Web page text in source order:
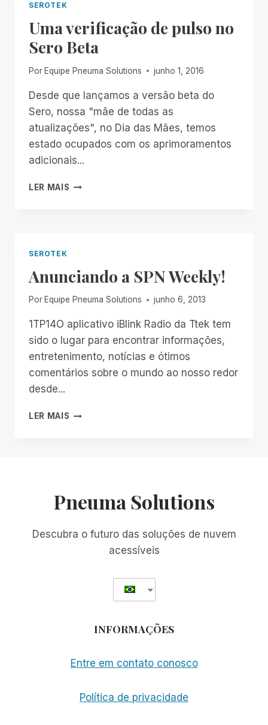
SEROTEK
Uma verificação de pulso no
Sero Beta
Por Equipe Pneuma Solutions junho 1, 2016
Desde que lançamos a versão beta do
Sero, nossa "mãe de todas as
atualizações", no Dia das Mães, temos
estado ocupados com os aprimoramentos
adicionais...
LER MAIS UMA
SEROTEK
Anunciando a SPN Weekly!
Por Equipe Pneuma Solutions junho 6, 2013
1TP14O aplicativo iBlink Radio da Ttek tem
sido o lugar para encontrar informações,
entretenimento, notícias e ótimos
comentários sobre o mundo ao nosso redor
desde...
LER MAIS ANUNCIANDO
Pneuma Solutions
Descubra o futuro das soluções de nuvem
acessíveis
INFORMAÇÕES
Entre em contato conosco
Política de privacidade